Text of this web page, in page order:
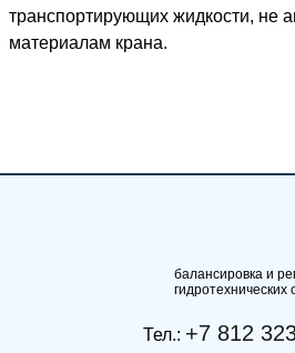
транспортирующих жидкости, не
материалам крана.
балансировка и
гидротехнических
Тел.: +7 812